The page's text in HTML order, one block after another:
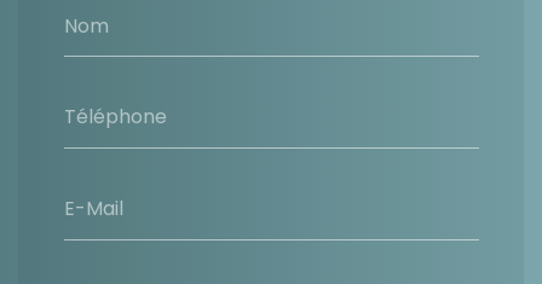
Nom
Téléphone
E-Mail